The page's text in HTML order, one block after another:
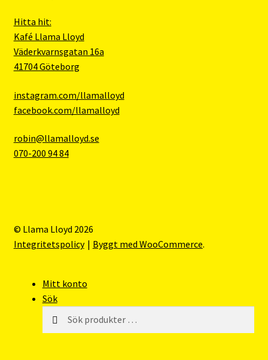
Hitta hit:
Kafé Llama Lloyd
Väderkvarnsgatan 16a
41704 Göteborg
instagram.com/llamalloyd
facebook.com/llamalloyd
robin@llamalloyd.se
070-200 94 84
© Llama Lloyd 2026
Integritetspolicy
Byggt med WooCommerce.
Mitt konto
Sök